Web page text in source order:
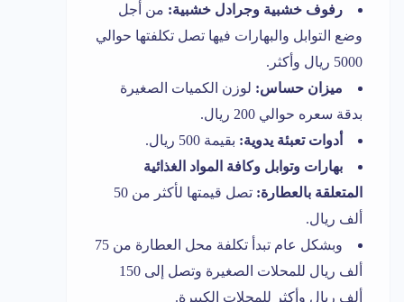
رفوف خشبية وجرادل خشبية: من أجل
وضع التوابل والبهارات فيها تصل تكلفتها حوالي
5000 ريال وأكثر.
ميزان حساس: لوزن الكميات الصغيرة
بدقة سعره حوالي 200 ريال.
أدوات تعبئة يدوية: بقيمة 500 ريال.
بهارات وتوابل وكافة المواد الغذائية
المتعلقة بالعطارة:
تصل قيمتها لأكثر من 50
ألف ريال.
وبشكل عام تبدأ تكلفة محل العطارة من 75
ألف ريال للمحلات الصغيرة وتصل إلى 150
ألف ريال وأكثر للمحلات الكبيرة.